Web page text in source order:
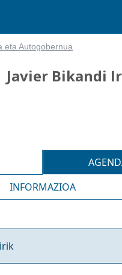
eta Autogobernua
Javier Bikandi
INFORMAZIOA